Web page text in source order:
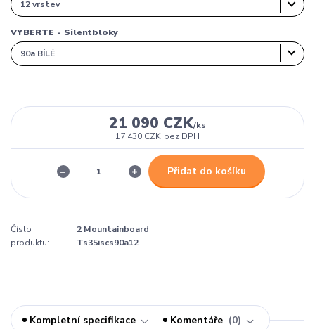
VYBERTE - Silentbloky
21 090 CZK/ks
17 430 CZK bez DPH
Přidat do košíku
Číslo
produktu:
2 Mountainboard
Ts35iscs90a12
Kompletní specifikace Komentáře 0